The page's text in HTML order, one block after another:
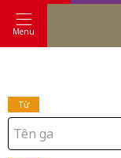
Menu
Từ